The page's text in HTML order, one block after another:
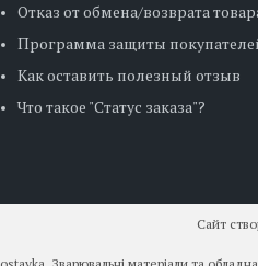
Отказ от обмена/возврата
Программа защиты
Как оставить полезный отзыв
Что такое "Статус заказа"?
Сайт